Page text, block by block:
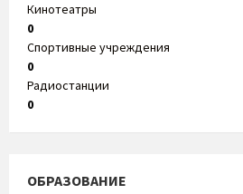
Кинотеатры
0
Спортивные учреждения
0
Радиостанции
0
ОБРАЗОВАНИЕ